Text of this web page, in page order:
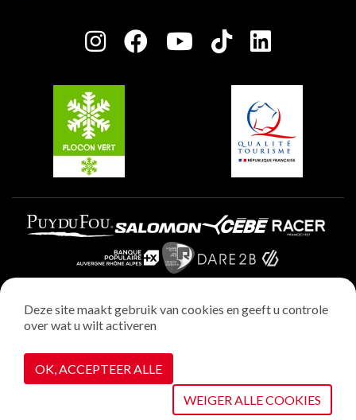
Charter van toegewijde spelers
Plagne Villages
Plagne Aime 2000
Wettelijke vermeldingen
Privacybeleid
Realisatie : StudioJuillet
Cookiebeheer
Deze site maakt gebruik van cookies en geeft u controle
over wat u wilt activeren
OK, ACCEPTEER ALLE
WEIGER ALLE COOKIES